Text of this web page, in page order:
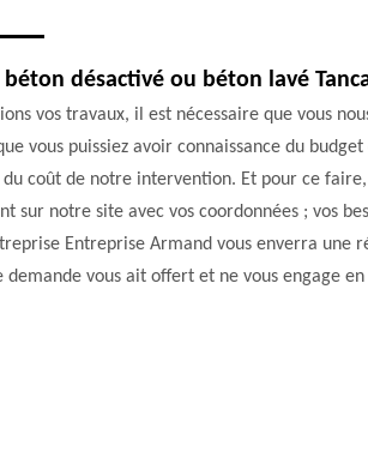
désactivé ou béton lavé
vos travaux, il est nécessaire que vous
vous puissiez avoir connaissance du
coût de notre intervention. Et pour ce faire,
sur notre site avec vos coordonnées ; vos
Entreprise Armand vous enverra une
demande vous ait offert et ne vous engage